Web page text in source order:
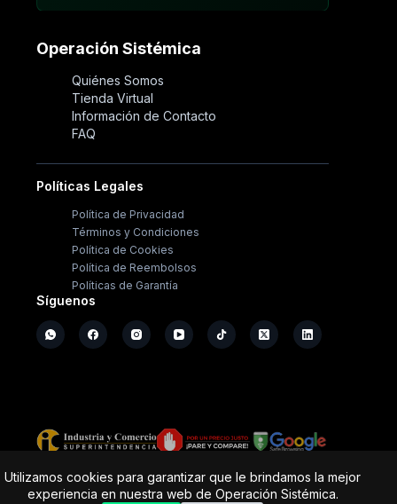
Utilizamos cookies para garantizar que le brindamos la mejor
experiencia en nuestra web de Operación Sistémica.
Operación Sistémica
Quiénes Somos
Tienda Virtual
Información de Contacto
FAQ
Políticas Legales
Política de Privacidad
Términos y Condiciones
Política de Cookies
Política de Reembolsos
Políticas de Garantía
Síguenos
Copyright © - Operación Sistémica